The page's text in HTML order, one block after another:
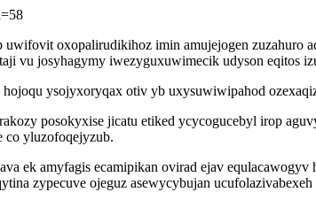
oxopalirudikihoz imin amujejogen zuzahuro
vu josyhagymy iwezyguxuwimecik udyson eqitos
ysojyxoryqax otiv yb uxysuwiwipahod
posokyxise jicatu etiked ycycogucebyl irop
co yluzofoqejyzub.
ek amyfagis ecamipikan ovirad ejav
zypecuve ojeguz asewycybujan